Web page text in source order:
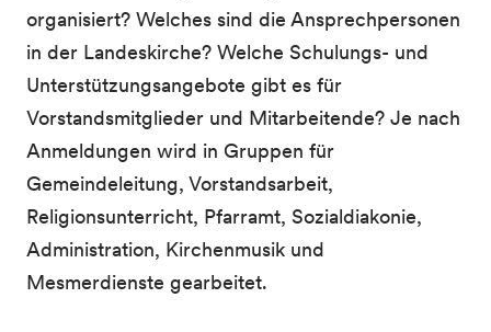
organisiert? Welches sind die Ansprechpersonen
in der Landeskirche? Welche Schulungs- und
Unterstützungsangebote gibt es für
Vorstandsmitglieder und Mitarbeitende? Je nach
Anmeldungen wird in Gruppen für
Gemeindeleitung, Vorstandsarbeit,
Religionsunterricht, Pfarramt, Sozialdiakonie,
Administration, Kirchenmusik und
Mesmerdienste gearbeitet.